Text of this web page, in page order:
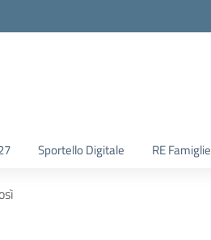
Sportello Digitale RE Famiglie